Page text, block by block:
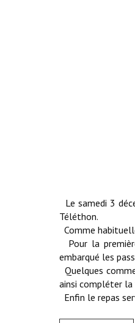
Le samedi 3
Téléthon.
Comme
Pour la
embarqué les
Quelques
ainsi compléter la
Enfin le repas